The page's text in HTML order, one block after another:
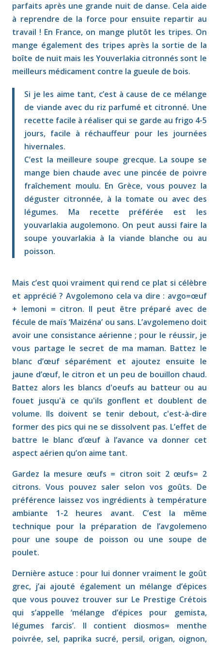
parfaits après une grande nuit de danse. Cela aide
à reprendre de la force pour ensuite repartir au
travail ! En France, on mange plutôt les tripes. On
mange également des tripes après la sortie de la
boîte de nuit mais les Youverlakia citronnés sont le
meilleurs médicament contre la gueule de bois.
Si je les aime tant, c’est à cause de ce mélange
de viande avec du riz parfumé et citronné. Une
recette facile à réaliser qui se garde au frigo 4-5
jours, facile à réchauffeur pour les journées
hivernales.
C’est la meilleure soupe grecque. La soupe se
mange bien chaude avec une pincée de poivre
fraîchement moulu. En Grèce, vous pouvez la
déguster citronnée, à la tomate ou avec des
légumes. Ma recette préférée est les
youvarlakia augolemono. On peut aussi faire la
soupe youvarlakia à la viande blanche ou au
poisson.
Mais c’est quoi vraiment qui rend ce plat si célèbre
et apprécié ? Avgolemono cela va dire : avgo=œuf
+ lemoni = citron. Il peut être préparé avec de
fécule de maïs ‘Maizéna’ ou sans. L’avgolemeno doit
avoir une consistance aérienne ; pour le réussir, je
vous partage le secret de ma maman. Battez le
blanc d’œuf séparément et ajoutez ensuite le
jaune d’œuf, le citron et un peu de bouillon chaud.
Battez alors les blancs d'oeufs au batteur ou au
fouet jusqu'à ce qu'ils gonflent et doublent de
volume. Ils doivent se tenir debout, c'est-à-dire
former des pics qui ne se dissolvent pas. L’effet de
battre le blanc d’œuf à l’avance va donner cet
aspect aérien qu’on aime tant.
Gardez la mesure œufs = citron soit 2 œufs= 2
citrons. Vous pouvez saler selon vos goûts. De
préférence laissez vos ingrédients à température
ambiante 1-2 heures avant. C’est la même
technique pour la préparation de l’avgolemeno
pour une soupe de poisson ou une soupe de
poulet.
Dernière astuce : pour lui donner vraiment le goût
grec, j’ai ajouté également un mélange d’épices
que vous pouvez trouver sur Le Prestige Crétois
qui s’appelle ‘mélange d’épices pour gemista,
légumes farcis’. Il contient diosmos= menthe
poivrée, sel, paprika sucré, persil, origan, oignon,